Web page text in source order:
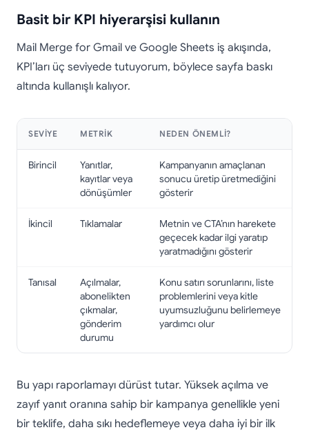
Basit bir KPI hiyerarşisi kullanın
Mail Merge for Gmail ve Google Sheets iş akışında,
KPI’ları üç seviyede tutuyorum, böylece sayfa baskı
altında kullanışlı kalıyor.
SEVIYE METRIK NEDEN ÖNEMLI?
Birincil
Yanıtlar,
kayıtlar veya
dönüşümler
Kampanyanın amaçlanan
sonucu üretip üretmediğini
gösterir
İkincil Tıklamalar
Metnin ve CTA’nın harekete
geçecek kadar ilgi yaratıp
yaratmadığını gösterir
Tanısal
Açılmalar,
abonelikten
çıkmalar,
gönderim
durumu
Konu satırı sorunlarını, liste
problemlerini veya kitle
uyumsuzluğunu belirlemeye
yardımcı olur
Bu yapı raporlamayı dürüst tutar. Yüksek açılma ve
zayıf yanıt oranına sahip bir kampanya genellikle yeni
bir teklife, daha sıkı hedeflemeye veya daha iyi bir ilk